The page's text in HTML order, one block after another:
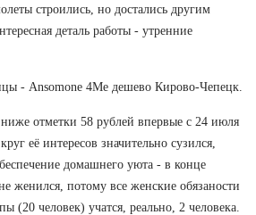
строились, но достались другим
деталь работы - утренние
- Ansomone 4Me дешево Кирово-Чепецк.
ниже отметки 58 рублей впервые с 24 июля
её интересов значительно сузился,
домашнего уюта - в конце
женился, потому все женские обязаности
(20 человек) учатся, реально, 2 человека.